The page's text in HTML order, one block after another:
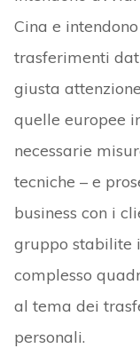
Cina e
trasferimenti
giusta
quelle europee
necessarie
tecniche – e
business con i
gruppo stabilite
complesso
al tema dei
personali.